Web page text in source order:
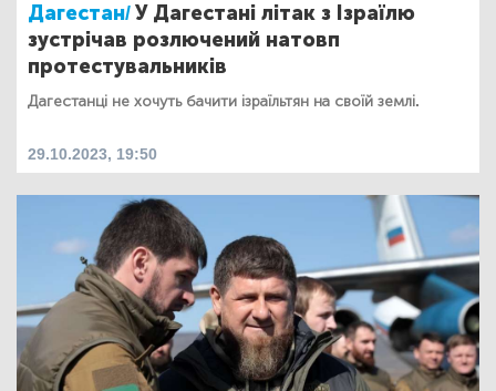
Дагестан/У Дагестані літак з Ізраїлю
зустрічав розлючений натовп
протестувальників
Дагестанці не хочуть бачити ізраїльтян на своїй землі.
29.10.2023, 19:50